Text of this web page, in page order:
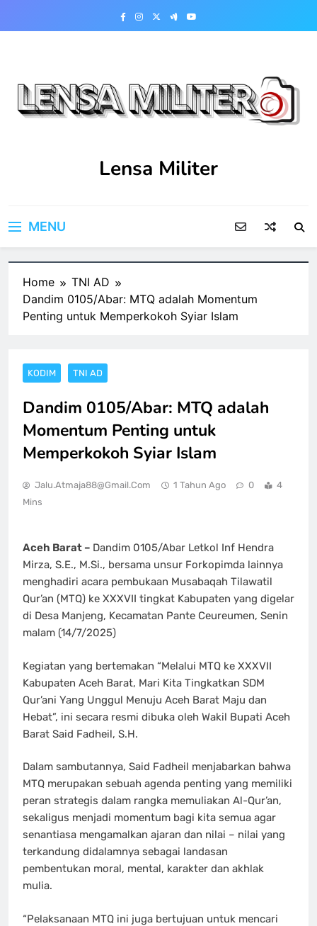
Lensa Militer
MENU
Home
TNI AD
Dandim 0105/Abar: MTQ adalah Momentum
Penting untuk Memperkokoh Syiar Islam
KODIM TNI AD
Dandim 0105/Abar: MTQ adalah
Momentum Penting untuk
Memperkokoh Syiar Islam
Jalu.atmaja88@gmail.com 1 Tahun Ago 0
4
Mins
Aceh Barat – Dandim 0105/Abar Letkol Inf Hendra
Mirza, S.E., M.Si., bersama unsur Forkopimda lainnya
menghadiri acara pembukaan Musabaqah Tilawatil
Qur’an (MTQ) ke XXXVII tingkat Kabupaten yang digelar
di Desa Manjeng, Kecamatan Pante Ceureumen, Senin
malam (14/7/2025)
Kegiatan yang bertemakan “Melalui MTQ ke XXXVII
Kabupaten Aceh Barat, Mari Kita Tingkatkan SDM
Qur’ani Yang Unggul Menuju Aceh Barat Maju dan
Hebat”, ini secara resmi dibuka oleh Wakil Bupati Aceh
Barat Said Fadheil, S.H.
Dalam sambutannya, Said Fadheil menjabarkan bahwa
MTQ merupakan sebuah agenda penting yang memiliki
peran strategis dalam rangka memuliakan Al-Qur’an,
sekaligus menjadi momentum bagi kita semua agar
senantiasa mengamalkan ajaran dan nilai – nilai yang
terkandung didalamnya sebagai landasan
pembentukan moral, mental, karakter dan akhlak
mulia.
“Pelaksanaan MTQ ini juga bertujuan untuk mencari